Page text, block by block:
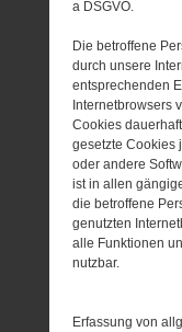
a DSGVO.
Die betroffene
durch unsere
entsprechenden
Internetbrowsers
Cookies
gesetzte Cookies
oder andere
ist in allen
die betroffene
genutzten
alle Funktionen
nutzbar.
Erfassung von